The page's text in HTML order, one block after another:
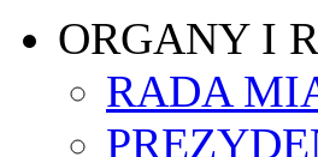
ORGANY I
RADA